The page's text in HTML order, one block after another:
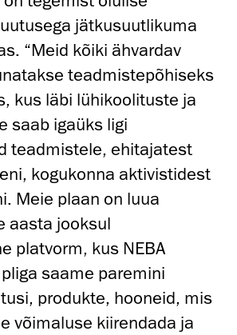
jätkusuutlikuma
“Meid kõiki ähvardav
teadmistepõhiseks
kus läbi lühikoolituste ja
saab igaüks ligi
teadmistele, ehitajatest
kogukonna aktivistidest
Meie plaan on luua
aasta jooksul
platvorm, kus NEBA
saame paremini
produkte, hooneid, mis
võimaluse kiirendada ja